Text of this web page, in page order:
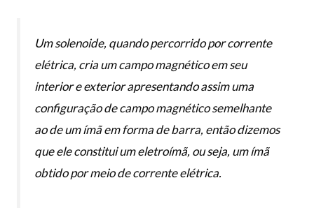
Um solenoide, quando percorrido por corrente
elétrica, cria um campo magnético em seu
interior e exterior apresentando assim uma
configuração de campo magnético semelhante
ao de um ímã em forma de barra, então dizemos
que ele constitui um eletroímã, ou seja, um ímã
obtido por meio de corrente elétrica.